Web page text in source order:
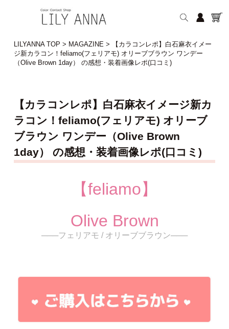
LILYANNA TOP > MAGAZINE>
【カラコンレポ】白石麻衣イメー
ジ新カラコン！feliamo(フェリアモ) オリーブブラウン ワンデー
（Olive Brown 1day） の感想・装着画像レポ(口コミ)
【カラコンレポ】白石麻衣イメージ新カ
ラコン！feliamo(フェリアモ) オリーブ
ブラウン ワンデー（Olive Brown
1day） の感想・装着画像レポ(口コミ)
【feliamo】
Olive Brown
───フェリアモ / オリーブブラウン───